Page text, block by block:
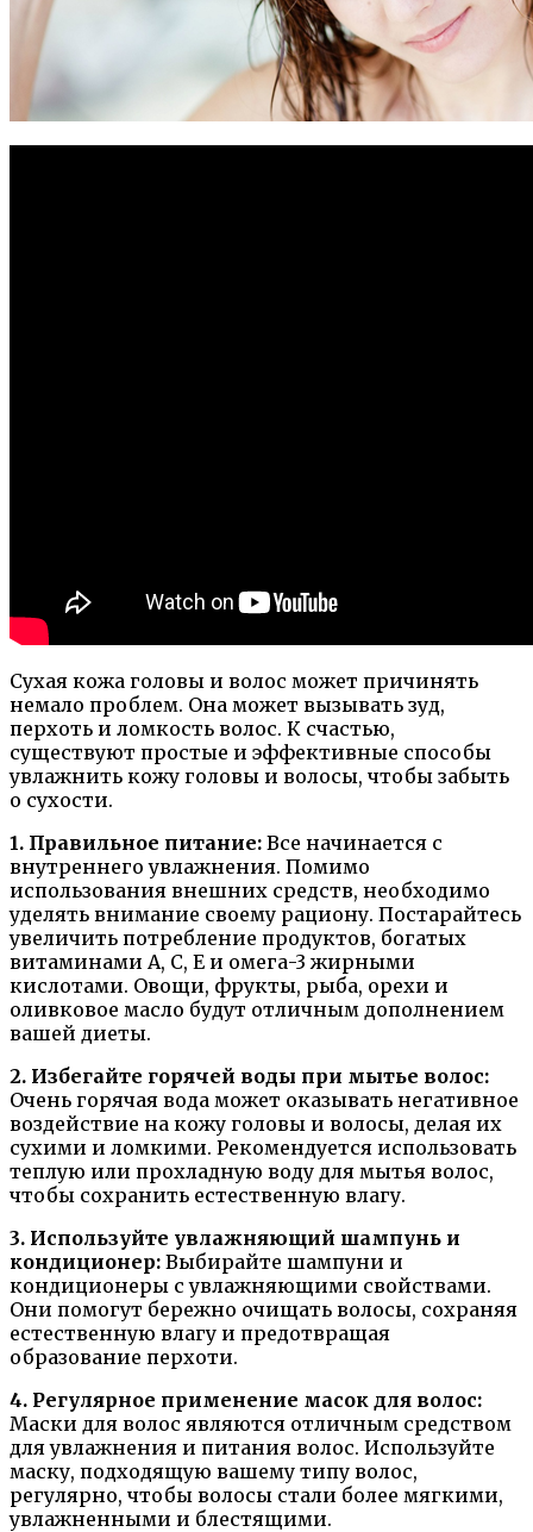
Сухая кожа головы и волос может причинять
немало проблем. Она может вызывать зуд,
перхоть и ломкость волос. К счастью,
существуют простые и эффективные способы
увлажнить кожу головы и волосы, чтобы забыть
о сухости.
1. Правильное питание: Все начинается с
внутреннего увлажнения. Помимо
использования внешних средств, необходимо
уделять внимание своему рациону. Постарайтесь
увеличить потребление продуктов, богатых
витаминами А, С, Е и омега-3 жирными
кислотами. Овощи, фрукты, рыба, орехи и
оливковое масло будут отличным дополнением
вашей диеты.
2. Избегайте горячей воды при мытье волос:
Очень горячая вода может оказывать негативное
воздействие на кожу головы и волосы, делая их
сухими и ломкими. Рекомендуется использовать
теплую или прохладную воду для мытья волос,
чтобы сохранить естественную влагу.
3. Используйте увлажняющий шампунь и
кондиционер: Выбирайте шампуни и
кондиционеры с увлажняющими свойствами.
Они помогут бережно очищать волосы, сохраняя
естественную влагу и предотвращая
образование перхоти.
4. Регулярное применение масок для волос:
Маски для волос являются отличным средством
для увлажнения и питания волос. Используйте
маску, подходящую вашему типу волос,
регулярно, чтобы волосы стали более мягкими,
увлажненными и блестящими.